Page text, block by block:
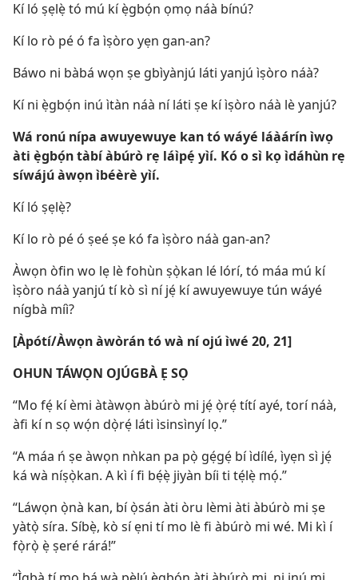
Kí ló ṣẹlẹ̀ tó mú kí ẹ̀gbọ́n ọmọ náà bínú?
Kí lo rò pé ó fa ìṣòro yẹn gan-an?
Báwo ni bàbá wọn ṣe gbìyànjú láti yanjú ìṣòro náà?
Kí ni ẹ̀gbọ́n inú ìtàn náà ní láti ṣe kí ìṣòro náà lè yanjú?
Wá ronú nípa awuyewuye kan tó wáyé láàárín ìwọ
àti ẹ̀gbọ́n tàbí àbúrò rẹ láìpẹ́ yìí. Kó o sì kọ ìdáhùn rẹ
síwájú àwọn ìbéèrè yìí.
Kí ló ṣẹlẹ̀?
Kí lo rò pé ó ṣeé ṣe kó fa ìṣòro náà gan-an?
Àwọn òfin wo lẹ lè fohùn ṣọ̀kan lé lórí, tó máa mú kí
ìṣòro náà yanjú tí kò sì ní jẹ́ kí awuyewuye tún wáyé
nígbà míì?
[Àpótí/Àwọn àwòrán tó wà ní ojú ìwé 20, 21]
OHUN TÁWỌN OJÚGBÀ Ẹ SỌ
“Mo fẹ́ kí èmi àtàwọn àbúrò mi jẹ́ ọ̀rẹ́ títí ayé, torí náà,
àfi kí n sọ wọ́n dọ̀rẹ́ láti ìsinsìnyí lọ.”
“A máa ń ṣe àwọn nǹkan pa pọ̀ gẹ́gẹ́ bí ìdílé, ìyẹn sì jẹ́
ká wà níṣọ̀kan. A kì í fi bẹ́ẹ̀ jiyàn bíi ti tẹ́lẹ̀ mọ́.”
“Láwọn ọ̀nà kan, bí ọ̀sán àti òru lèmi àti àbúrò mi ṣe
yàtọ̀ síra. Síbẹ̀, kò sí ẹni tí mo lè fi àbúrò mi wé. Mi kì í
fọ̀rọ̀ ẹ̀ ṣeré rárá!”